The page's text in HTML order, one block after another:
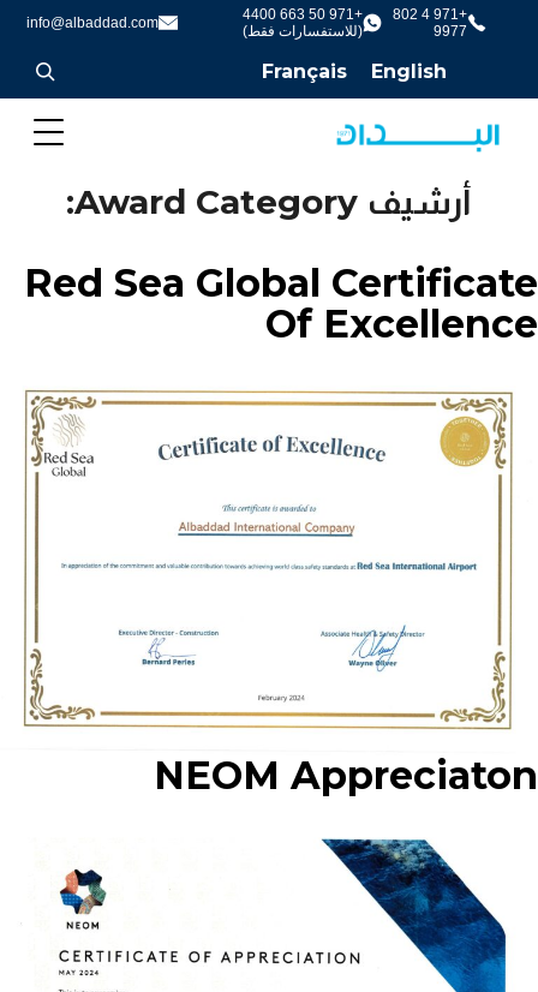
+971 4 802
9977
+971 50 663 4400
(للاستفسارات فقط)
info@albaddad.com
English
Français
أرشيف Award Category:
Red Sea Global Certificate
Of Excellence
NEOM Appreciaton